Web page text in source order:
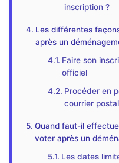
inscription ?
Les différentes
après un
Faire son
officiel
Procéder en
courrier postal
Quand faut-il
voter après un
Les dates